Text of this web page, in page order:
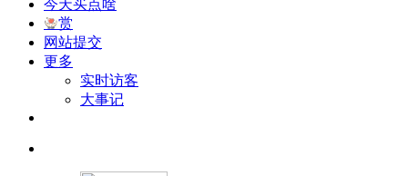
今天买点啥
赏
网站提交
更多
实时访客
大事记